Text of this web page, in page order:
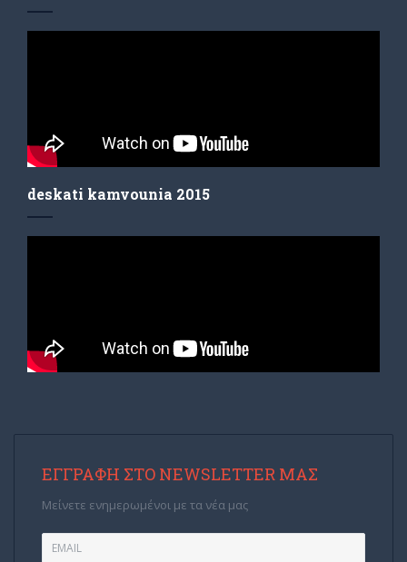
deskati kamvounia 2015
ΕΓΓΡΑΦΉ ΣΤΟ NEWSLETTER ΜΑΣ
Μείνετε ενημερωμένοι με τα νέα μας